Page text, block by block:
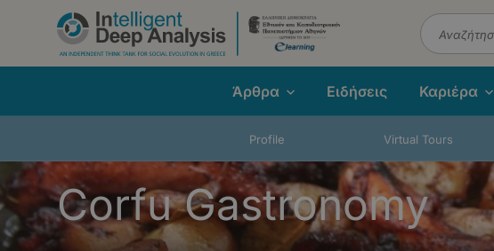
Παράκαμψη
Αναζήτηση
Άρθρα Ειδήσεις Καριέρα
Profile Virtual Tours
Corfu Gastronomy